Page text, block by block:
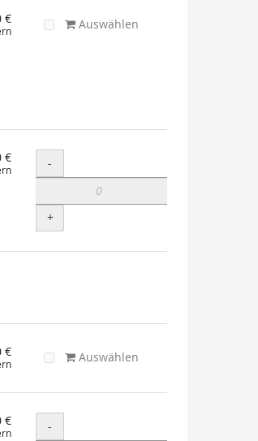
€ Auswählen
€ Menge
-
+
€ Auswählen
€ Menge
-